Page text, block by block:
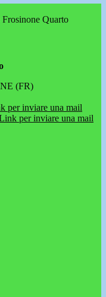
Quarto
(FR)
per inviare una mail
per inviare una mail